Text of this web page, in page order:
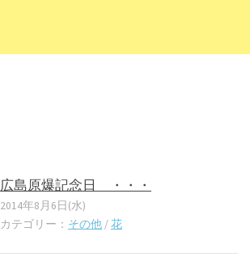
広島原爆記念日 ・・・
2014年8月6日(水)
カテゴリー： その他 /花